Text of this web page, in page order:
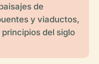
de
y viaductos,
del siglo